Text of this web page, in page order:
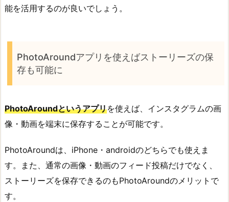
能を活用するのが良いでしょう。
PhotoAroundアプリを使えばストーリーズの保
存も可能に
PhotoAroundというアプリを使えば、インスタグラムの画
像・動画を端末に保存することが可能です。
PhotoAroundは、iPhone・androidのどちらでも使えま
す。また、通常の画像・動画のフィード投稿だけでなく、
ストーリーズを保存できるのもPhotoAroundのメリットで
す。